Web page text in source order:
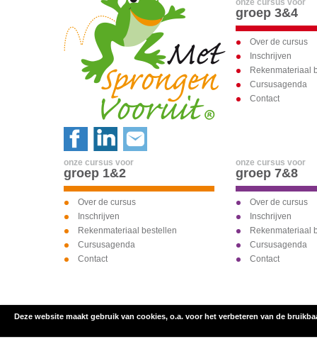
onze cursus voor
groep 3&4
Over de cursus
Inschrijven
Rekenmateriaal
Cursusagenda
Contact
onze cursus voor
groep 1&2
Over de cursus
Inschrijven
Rekenmateriaal bestellen
Cursusagenda
Contact
onze cursus voor
groep 7&8
Over de cursus
Inschrijven
Rekenmateriaal
Cursusagenda
Contact
inschrijven voor
Deze website maakt gebruik van cookies, o.a. voor het verbeteren van de